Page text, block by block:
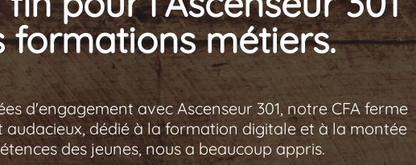
formations métiers.
d'engagement avec Ascenseur 301, notre CFA ferme
audacieux, dédié à la formation digitale et à la montée
des jeunes, nous a beaucoup appris.